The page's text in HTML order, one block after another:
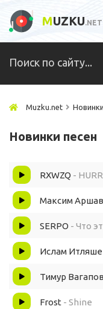
MUZKU.NET
Muzku.net
Новинки песен
RXWZQ -
Максим
SERPO - Что
Ислам
Тимур
Frost - Shine